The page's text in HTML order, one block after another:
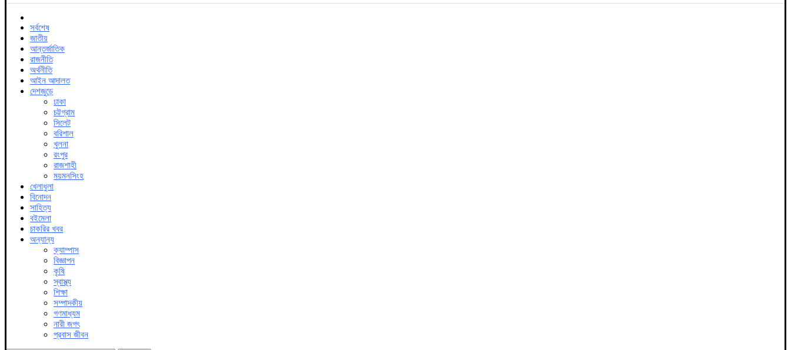
সর্বশেষ
জাতীয়
আন্তর্জাতিক
রাজনীতি
অর্থনীতি
আইন আদালত
দেশজুড়ে
ঢাকা
চট্টগ্রাম
সিলেট
বরিশাল
খুলনা
রংপুর
রাজশাহী
ময়মনসিংহ
খেলাধুলা
বিনোদন
সাহিত্য
বইমেলা
চাকরির খবর
অন্যান্য
ক্যাম্পাস
বিজ্ঞাপন
কৃষি
স্বাস্থ্য
শিক্ষা
সম্পাদকীয়
গণমাধ্যম
নারী জগৎ
প্রবাস জীবন